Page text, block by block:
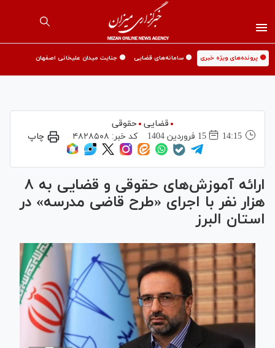
🟡 پرونده‌های ویژه خبری 🟡 سامانه‌های قضایی 🟡 جنایت میدان علیخانی اصفهان
قضایی حقوقی
14:15
15 فروردين 1404 کد خبر: ۴۸۲۸۵۰۸ چاپ
ارائه آموزش‌های حقوقی و قضایی به ۸
هزار نفر با اجرای «طرح قاضی مدرسه» در
استان البرز